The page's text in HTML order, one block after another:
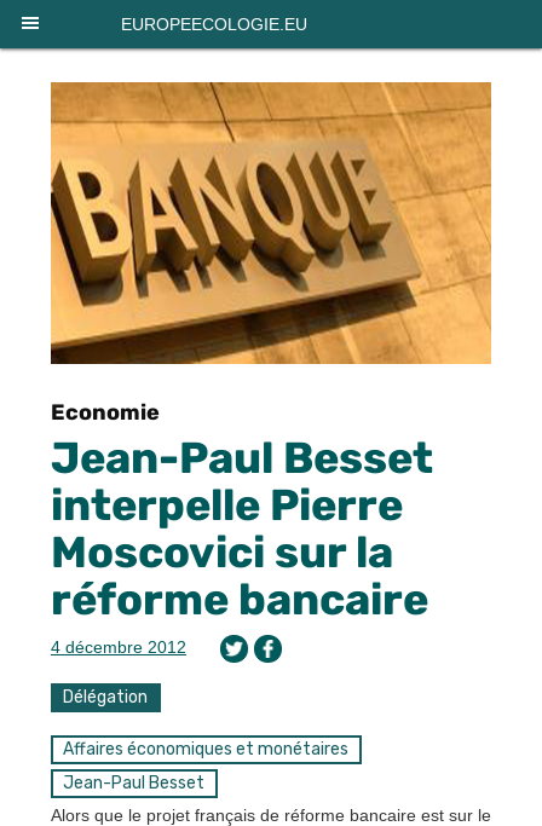
EUROPEECOLOGIE.EU
Economie
Jean-Paul Besset
interpelle Pierre
Moscovici sur la
réforme bancaire
4 décembre 2012
Délégation
Affaires économiques et monétaires
Jean-Paul Besset
Alors que le projet français de réforme bancaire est sur le